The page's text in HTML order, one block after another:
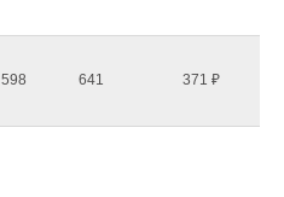
641 371 ₽